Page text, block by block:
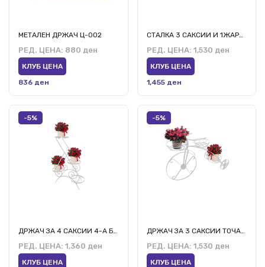
МЕТАЛЕН ДРЖАЧ Ц-002
РЕД. ЦЕНА: 880 ден
КЛУБ ЦЕНА
836 ден
СТАЛКА 3 САКСИИ И 1ЖАРДИЊЕРА ТОЧОК БЕЛ
РЕД. ЦЕНА: 1,530 ден
КЛУБ ЦЕНА
1,455 ден
-5%
РЕД. ЦЕНА: 1,360 ден
КЛУБ ЦЕНА
-5%
ДРЖАЧ ЗА 3 САКСИИ ТОЧАК-3 БЕЛ
РЕД. ЦЕНА: 1,530 ден
КЛУБ ЦЕНА